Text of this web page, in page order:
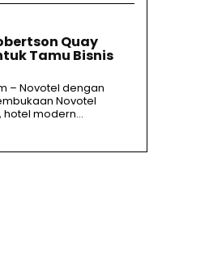
Quay
Tamu Bisnis
– Novotel dengan
Novotel
modern...